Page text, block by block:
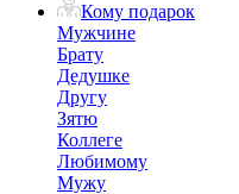
Кому подарок
Мужчине
Брату
Дедушке
Другу
Зятю
Коллеге
Любимому
Мужу